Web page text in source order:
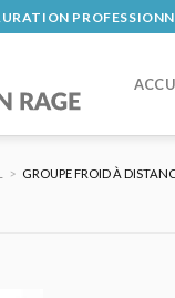
> GROUPE FROID À